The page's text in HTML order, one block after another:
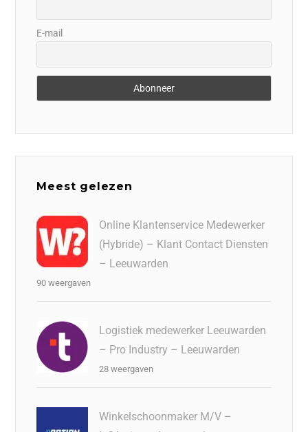
E-mail
Meest gelezen
Online Klantenservice Medewerker
(Hybride) – Klant Contact Diensten
– Leeuwarden
90 weergaven
Logistiek medewerker Leeuwarden
– Pro Industry – Leeuwarden
28 weergaven
Winkelschoonmaker M/V –